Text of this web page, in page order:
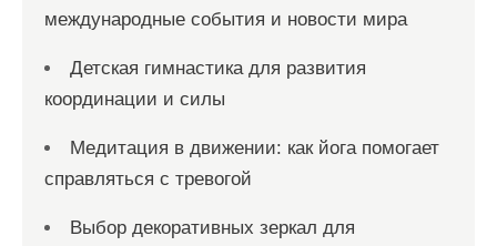
международные события и новости мира
Детская гимнастика для развития
координации и силы
Медитация в движении: как йога помогает
справляться с тревогой
Выбор декоративных зеркал для